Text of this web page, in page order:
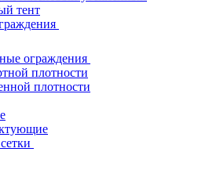
тент
ограждения
плотности
плотности